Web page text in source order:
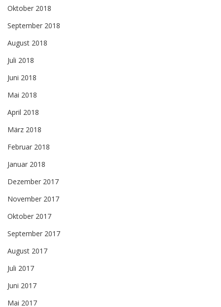
Oktober 2018
September 2018
August 2018
Juli 2018
Juni 2018
Mai 2018
April 2018
März 2018
Februar 2018
Januar 2018
Dezember 2017
November 2017
Oktober 2017
September 2017
August 2017
Juli 2017
Juni 2017
Mai 2017